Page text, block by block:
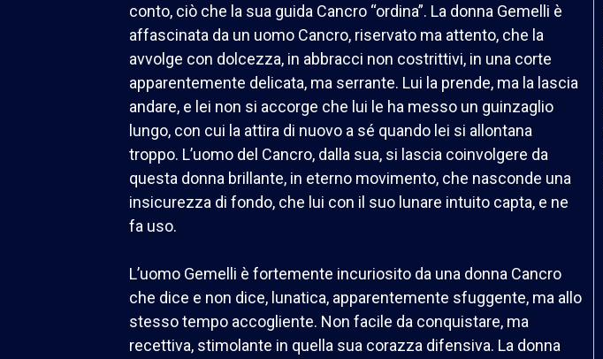
conto, ciò che la sua guida Cancro “ordina”. La donna Gemelli è
affascinata da un uomo Cancro, riservato ma attento, che la
avvolge con dolcezza, in abbracci non costrittivi, in una corte
apparentemente delicata, ma serrante. Lui la prende, ma la lascia
andare, e lei non si accorge che lui le ha messo un guinzaglio
lungo, con cui la attira di nuovo a sé quando lei si allontana
troppo. L’uomo del Cancro, dalla sua, si lascia coinvolgere da
questa donna brillante, in eterno movimento, che nasconde una
insicurezza di fondo, che lui con il suo lunare intuito capta, e ne
fa uso.
L’uomo Gemelli è fortemente incuriosito da una donna Cancro
che dice e non dice, lunatica, apparentemente sfuggente, ma allo
stesso tempo accogliente. Non facile da conquistare, ma
recettiva, stimolante in quella sua corazza difensiva. La donna